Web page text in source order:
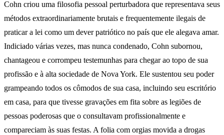
Cohn criou uma filosofia pessoal perturbadora que representava seus
métodos extraordinariamente brutais e frequentemente ilegais de
praticar a lei como um dever patriótico no país que ele alegava amar.
Indiciado várias vezes, mas nunca condenado, Cohn subornou,
chantageou e corrompeu testemunhas para chegar ao topo de sua
profissão e à alta sociedade de Nova York. Ele sustentou seu poder
grampeando todos os cômodos de sua casa, incluindo seu escritório
em casa, para que tivesse gravações em fita sobre as legiões de
pessoas poderosas que o consultavam profissionalmente e
compareciam às suas festas. A folia com orgias movida a drogas